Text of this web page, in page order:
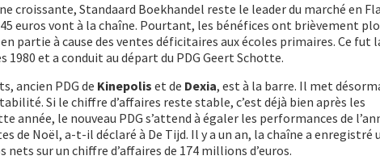
croissante, Standaard Boekhandel reste le leader du marché en
45 euros vont à la chaîne. Pourtant, les bénéfices ont brièvement
partie à cause des ventes déficitaires aux écoles primaires. Ce fut
1980 et a conduit au départ du PDG Geert Schotte.
ancien PDG de Kinepolis et de Dexia, est à la barre. Il met
Si le chiffre d’affaires reste stable, c’est déjà bien après les
année, le nouveau PDG s’attend à égaler les performances de
de Noël, a-t-il déclaré à De Tijd. Il y a un an, la chaîne a enregistré
nets sur un chiffre d’affaires de 174 millions d’euros.